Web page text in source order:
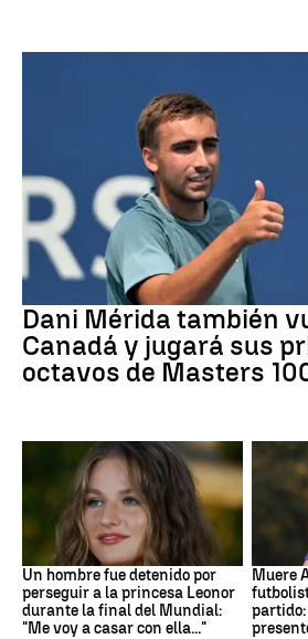
Dani Mérida también
Canadá y jugará sus
octavos de Masters
Mundial 2026
Un hombre fue detenido por
perseguir a la princesa Leonor
durante la final del Mundial:
"Me voy a casar con ella..."
Muere
partido: